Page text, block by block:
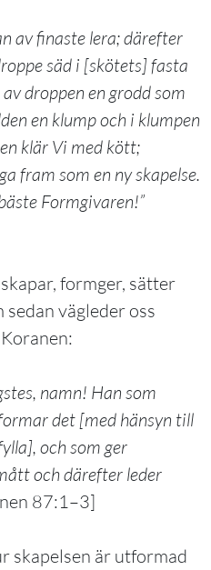
av finaste lera; därefter
säd i [skötets] fasta
droppen en grodd som
en klump och i klumpen
klär Vi med kött;
fram som en ny skapelse.
Formgivaren!”
formger, sätter
vägleder oss
namn! Han som
det [med hänsyn till
och som ger
och därefter leder
87:1–3]
skapelsen är utformad